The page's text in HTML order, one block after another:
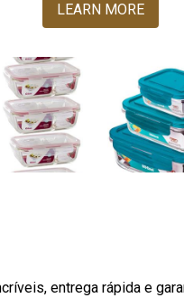
LEARN MORE
entrega rápida e